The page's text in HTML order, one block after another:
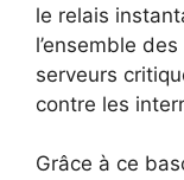
le relais
l’ensemble
serveurs
contre les
Grâce à ce